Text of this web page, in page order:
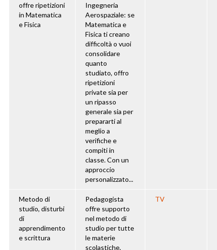
offre ripetizioni
in Matematica
e Fisica
Ingegneria
Aerospaziale: se
Matematica e
Fisica ti creano
difficoltà o vuoi
consolidare
quanto
studiato, offro
ripetizioni
private sia per
un ripasso
generale sia per
prepararti al
meglio a
verifiche e
compiti in
classe. Con un
approccio
personalizzato...
Metodo di
studio, disturbi
di
apprendimento
e scrittura
Pedagogista
offre supporto
nel metodo di
studio per tutte
le materie
scolastiche,
TV